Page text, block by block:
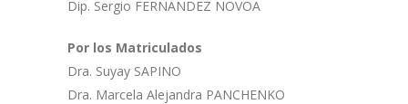
Dip. Sergio FERNÁNDEZ NOVOA
Por los Matriculados
Dra. Suyay SAPINO
Dra. Marcela Alejandra PANCHENKO